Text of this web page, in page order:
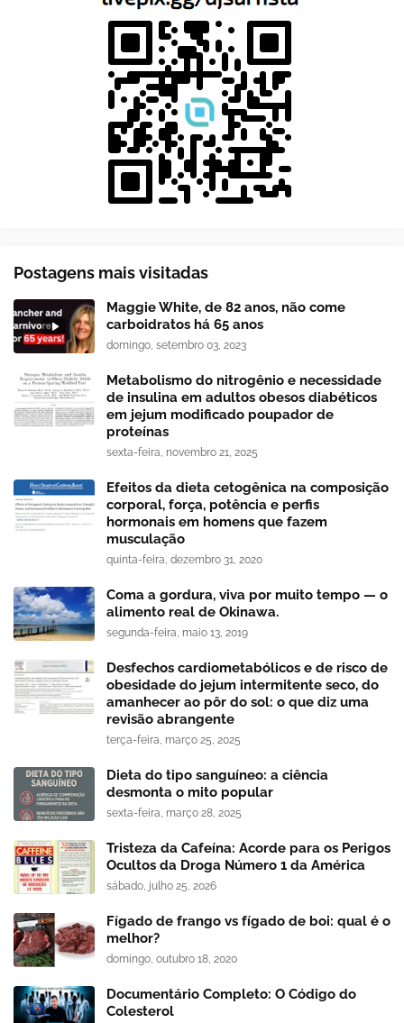
Postagens mais visitadas
Maggie White, de 82 anos, não come
carboidratos há 65 anos
domingo, setembro 03, 2023
Metabolismo do nitrogênio e necessidade
de insulina em adultos obesos diabéticos
em jejum modificado poupador de
proteínas
sexta-feira, novembro 21, 2025
Efeitos da dieta cetogênica na composição
corporal, força, potência e perfis
hormonais em homens que fazem
musculação
quinta-feira, dezembro 31, 2020
Coma a gordura, viva por muito tempo — o
alimento real de Okinawa.
segunda-feira, maio 13, 2019
Desfechos cardiometabólicos e de risco de
obesidade do jejum intermitente seco, do
amanhecer ao pôr do sol: o que diz uma
revisão abrangente
terça-feira, março 25, 2025
Dieta do tipo sanguíneo: a ciência
desmonta o mito popular
sexta-feira, março 28, 2025
Tristeza da Cafeína: Acorde para os Perigos
Ocultos da Droga Número 1 da América
sábado, julho 25, 2026
Fígado de frango vs fígado de boi: qual é o
melhor?
domingo, outubro 18, 2020
Documentário Completo: O Código do
Colesterol